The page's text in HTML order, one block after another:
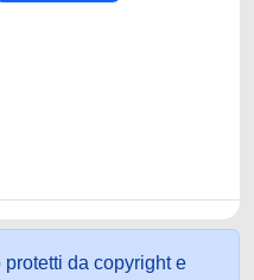
protetti da copyright e